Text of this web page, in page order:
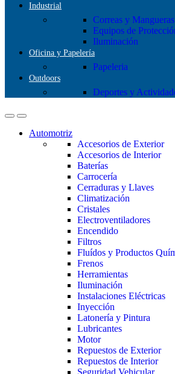
Industrial
Correas y Mangueras
Equipos de
Iluminación
Oficina y Papelería
Papeleria
Outdoors
Deportes y
Automotriz
Accesorios de Exterior
Accesorios de Interior
Baterías
Carrocería
Cerraduras y Llaves
Climatización
Cristales
Electroventiladores
Encendido
Filtros
Fluídos y Productos
Frenos
Herramientas
Iluminación
Instalaciones Eléctricas
Inyección
Latonería y Pintura
Lubricantes
Motor
Repuestos de Exterior
Repuestos de Interior
Seguridad Vehicular